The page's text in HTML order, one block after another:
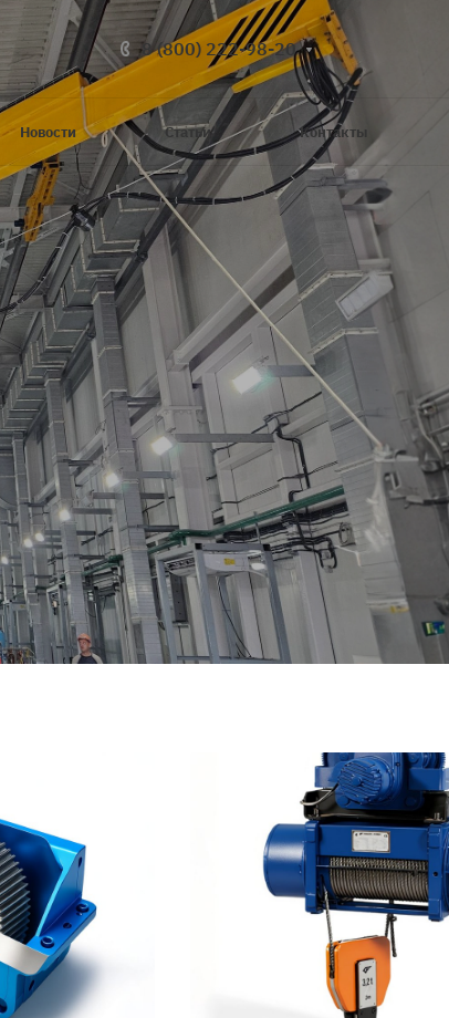
8 (800) 222-98-20
Новости Статьи Контакты